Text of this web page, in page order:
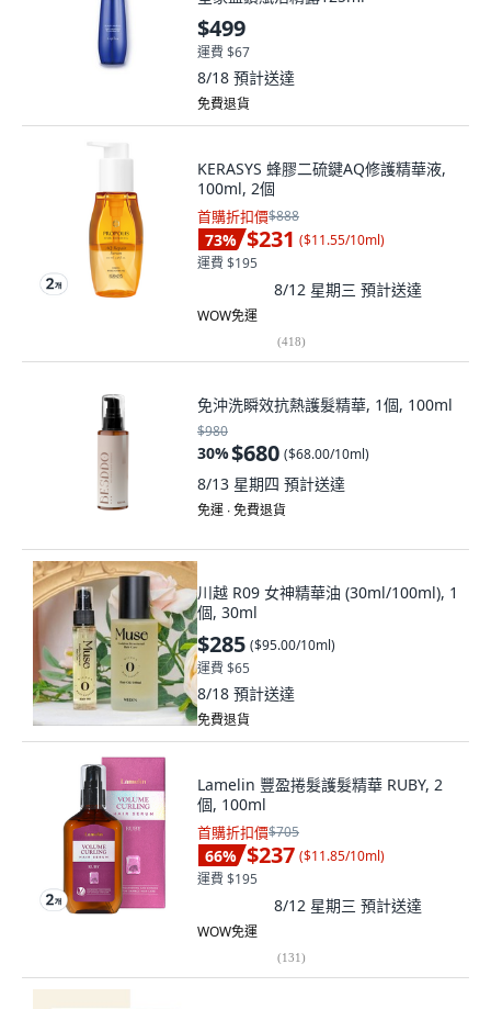
$499
運費 $67
8/18 預計送達
免費退貨
KERASYS 蜂膠二硫鍵AQ修護精華液,
100ml, 2個
首購折扣價$888
73% $231 ($11.55/10ml)
運費 $195
8/12 星期三 預計送達
WOW免運
(418)
免沖洗瞬效抗熱護髮精華, 1個, 100ml
$980
30%$680 ($68.00/10ml)
8/13 星期四 預計送達
免運 ∙ 免費退貨
川越 R09 女神精華油 (30ml/100ml), 1
個, 30ml
$285 ($95.00/10ml)
運費 $65
8/18 預計送達
免費退貨
Lamelin 豐盈捲髮護髮精華 RUBY, 2
個, 100ml
首購折扣價$705
66% $237 ($11.85/10ml)
運費 $195
8/12 星期三 預計送達
WOW免運
(131)